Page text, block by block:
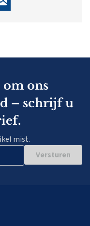
ons
– schrijf u
mist.
Versturen